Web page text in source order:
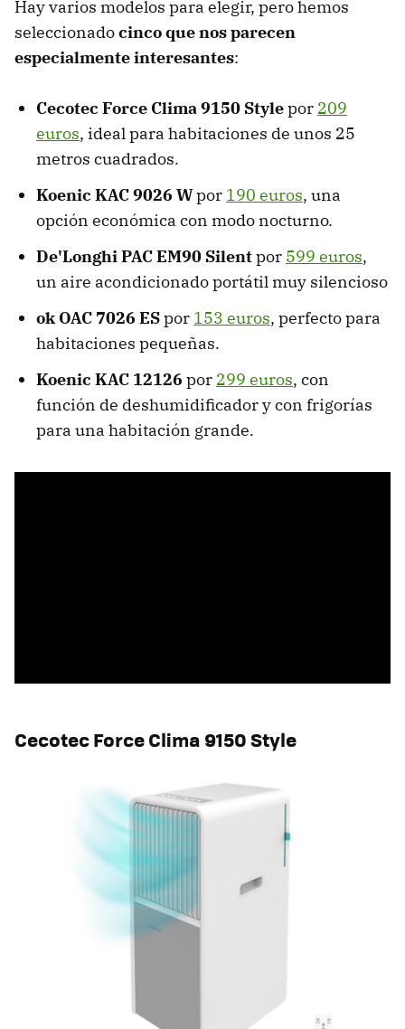
Hay varios modelos para elegir, pero hemos
seleccionadocinco que nos parecen
especialmente interesantes:
Cecotec Force Clima 9150 Stylepor 209
euros, ideal para habitaciones de unos 25
metros cuadrados.
Koenic KAC 9026 Wpor 190 euros, una
opción económica con modo nocturno.
De'Longhi PAC EM90 Silentpor 599 euros,
un aire acondicionado portátil muy silencioso
ok OAC 7026 ESpor 153 euros, perfecto para
habitaciones pequeñas.
Koenic KAC 12126 por 299 euros, con
función de deshumidificador y con frigorías
para una habitación grande.
Cecotec Force Clima 9150 Style